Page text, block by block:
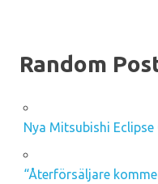
Random
Nya Mitsubishi
“Återförsäljare